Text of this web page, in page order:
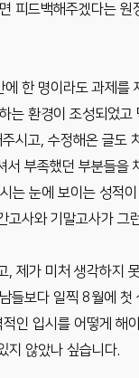
피드백해주겠다는 원
한 명이라도 과제를
는 환경이 조성되었
시고, 수정해온 글도
부족했던 부분들
는 눈에 보이는 성적
사와 기말고사가 그
제가 미처 생각하지
들보다 일찍 8월에
인 입시를 어떻게 해
지 않았나 싶습니다.